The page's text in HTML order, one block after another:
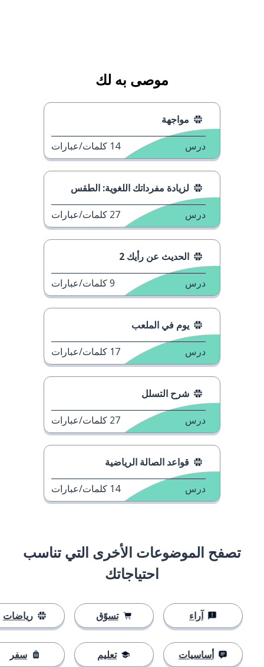
موصى به لك
مواجهة
درس 14 كلمات/عبارات
لزيادة مفرداتك اللغوية: الطقس
درس 27 كلمات/عبارات
الحديث عن رأيك 2
درس 9كلمات/عبارات
يوم في الملعب
درس 17 كلمات/عبارات
شرح التسلل
درس 27 كلمات/عبارات
قواعد الصالة الرياضية
درس 14 كلمات/عبارات
تصفح الموضوعات الأخرى التي تناسب
احتياجاتك
آراء
أساسيات
تسوّق
تعليم
رياضات
سفر